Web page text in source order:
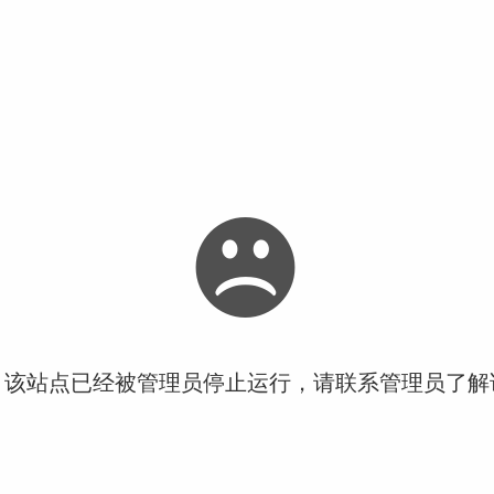
站点已经被管理员停止运行，请联系管理员了